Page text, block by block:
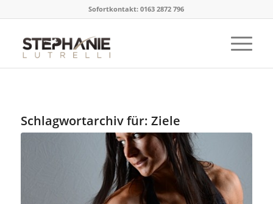
Sofortkontakt: 0163 2872 796
Schlagwortarchiv für: Ziele